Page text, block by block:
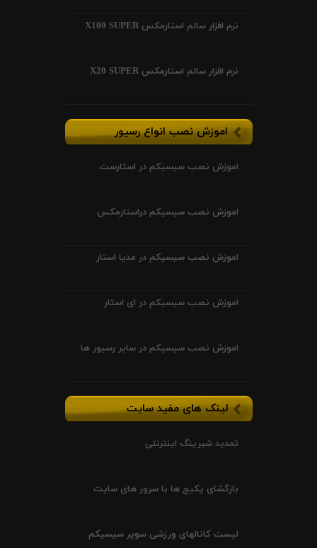
نرم افزار سالم استارمکس X100 SUPER
نرم افزار سالم استارمکس X20 SUPER
اموزش نصب انواع رسیور
اموزش نصب سیسیکم در استارست
اموزش نصب سیسیکم دراستارمکس
اموزش نصب سیسیکم در مدیا استار
اموزش نصب سیسیکم در ای استار
اموزش نصب سیسیکم در سایر رسیور ها
لینک های مفید سایت
تمدید شیرینگ اینترنتی
بازگشای پکیج ها با سرور های سایت
لیست کانالهای ورزشی سوپر سیسیکم